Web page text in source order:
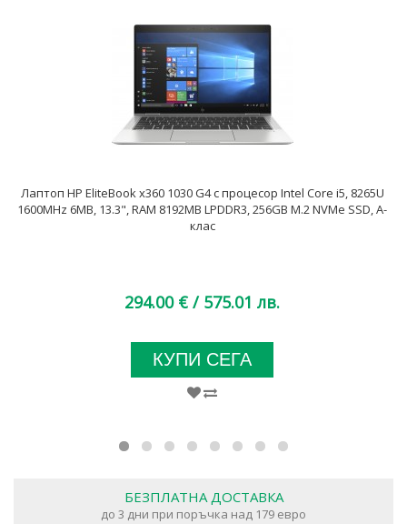
Лаптоп HP EliteBook x360 1030 G4 с процесор Intel Core i5, 8265U
1600MHz 6MB, 13.3", RAM 8192MB LPDDR3, 256GB M.2 NVMe SSD, A-
клас
294.00 € / 575.01 лв.
КУПИ СЕГА
БЕЗПЛАТНА ДОСТАВКА
до 3 дни при поръчка над 179 евро